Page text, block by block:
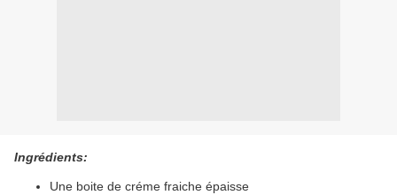
Ingrédients:
Une boite de créme fraiche épaisse